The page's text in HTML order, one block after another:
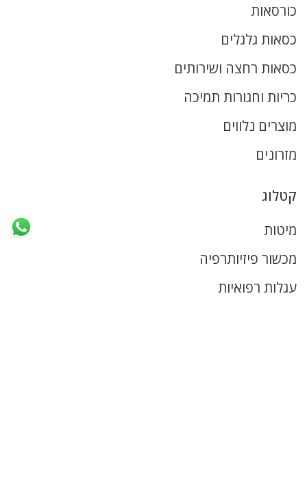
כורסאות
כסאות גלגלים
כסאות רחצה ושירותים
כריות וחגורות תמיכה
מוצרים נלווים
מזרונים
קטלוג
מיטות
מכשור פיזיותרפיה
עגלות רפואיות